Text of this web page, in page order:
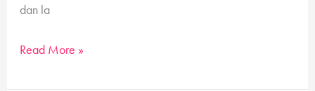
dan la
Read More »